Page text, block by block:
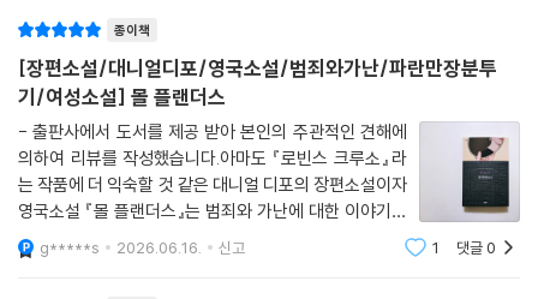
러나 나라는 사람은 사실 독자 여러분께 설교를 늘어놓을 자격이 없는 사
을 동원하여 모아보시라고 놓아두겠다. 그저 나는 더없이 악했고 불행했던
한 여자의 경험이, 그 내용을 읽으시는 모든 분께 유용한 경고의 보고寶庫
가 되기만 바랄 뿐이다.
--- pp.405-406
나는 다른 사람들처럼 “악마라는 놈은 종종 그림에서처럼 시커먼 모습이
아니다”라는 말은 못하겠다. 진정 뉴게이트 감옥은 그 어느 색깔로도 생생
몰린다. 절박한 상황 속에서 어쩔 수 없이 도둑질을 시작한 몰은 갖가지 기
술을 발휘하며 요행히 발각되지 않고 수년간 생계를 이어간다. 거듭된 범
죄 행각 끝에 결국 체포되어 뉴게이트 감옥에 투옥된 몰은 절망에 빠져 있
는 와중에 전남편들 중 진정으로 사랑했던 제미와 극적으로 재회하는
데……
여성에게 부당한 현실에 맞선 선구적 페미니스트
자기 운명의 당당한 개척자 ‘몰 플랜더스’
종이책
[장편소설/대니얼디포/영국소설/범죄와가난/파란만장분투
기/여성소설] 몰 플랜더스
- 출판사에서 도서를 제공 받아 본인의 주관적인 견해에
의하여 리뷰를 작성했습니다.아마도 『로빈스 크루소』라
는 작품에 더 익숙할 것 같은 대니얼 디포의 장편소설이자
영국소설 『몰 플랜더스』는 범죄와 가난에 대한 이야기를
하고 있는 여성소설이기도 한데 작품의 주인공인 책 제목
이기도 한 몰 플랜더스. 몰은 태어난 곳이 감옥이었고 이
g*****s 2026.06.16. 신고 1 댓글0